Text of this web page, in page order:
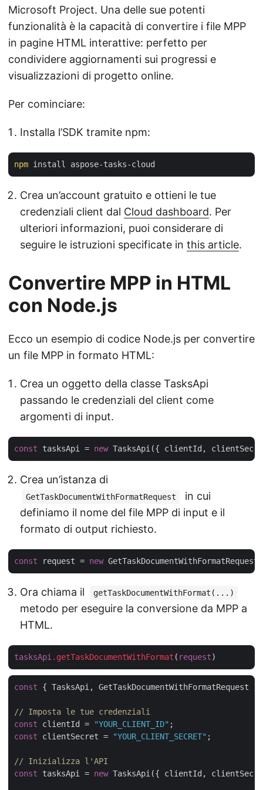
Microsoft Project. Una delle sue potenti
funzionalità è la capacità di convertire i file MPP
in pagine HTML interattive: perfetto per
condividere aggiornamenti sui progressi e
visualizzazioni di progetto online.
Per cominciare:
Installa l’SDK tramite npm:
npm
Crea un’account gratuito e ottieni le tue
credenziali client dal Cloud dashboard. Per
ulteriori informazioni, puoi considerare di
seguire le istruzioni specificate in this article.
Convertire MPP in HTML
con Node.js
Ecco un esempio di codice Node.js per convertire
un file MPP in formato HTML:
Crea un oggetto della classe TasksApi
passando le credenziali del client come
argomenti di input.
const tasksApi = new
Crea un’istanza di
GetTaskDocumentWithFormatRequest
in cui
definiamo il nome del file MPP di input e il
formato di output richiesto.
const request = new
Ora chiama il getTaskDocumentWithFormat(...)
metodo per eseguire la conversione da MPP a
HTML.
tasksApi .getTaskDocumentWithFormat ( request
const { TasksApi, GetTaskDocumentWithFormatRequest
// Imposta le tue credenziali
const clientId = "YOUR_CLIENT_ID"
const clientSecret = "YOUR_CLIENT_SECRET" ;
// Inizializza l'API
const tasksApi = new TasksApi({ clientId,